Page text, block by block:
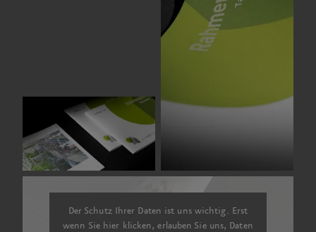
Der Schutz Ihrer Daten ist uns wichtig. Erst
wenn Sie hier klicken, erlauben Sie uns, Daten